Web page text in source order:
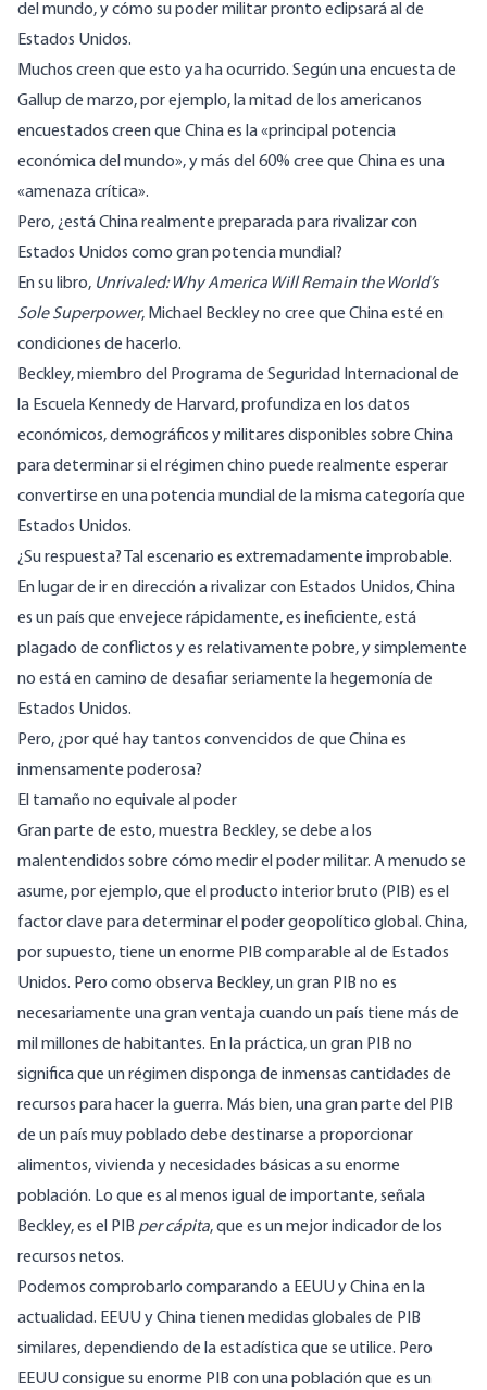
del mundo, y cómo su poder militar pronto eclipsará al de
Estados Unidos.
Muchos creen que esto ya ha ocurrido. Según unaencuesta de
Gallup de marzo, por ejemplo, la mitad de los americanos
encuestados creen que China es la «principal potencia
económica del mundo», y más del 60% cree que China es una
«amenaza crítica».
Pero, ¿está China realmente preparada para rivalizar con
Estados Unidos como gran potencia mundial?
En su libro, Unrivaled: Why America Will Remain the World’s
Sole Superpower, Michael Beckley no cree que China esté en
condiciones de hacerlo.
Beckley, miembro del Programa de Seguridad Internacional de
la Escuela Kennedy de Harvard, profundiza en los datos
económicos, demográficos y militares disponibles sobre China
para determinar si el régimen chino puede realmente esperar
convertirse en una potencia mundial de la misma categoría que
Estados Unidos.
¿Su respuesta? Tal escenario es extremadamente improbable.
En lugar de ir en dirección a rivalizar con Estados Unidos, China
es un país que envejece rápidamente, es ineficiente, está
plagado de conflictos y es relativamente pobre, y simplemente
no está en camino de desafiar seriamente la hegemonía de
Estados Unidos.
Pero, ¿por qué hay tantos convencidos de que China es
inmensamente poderosa?
El tamaño no equivale al poder
Gran parte de esto, muestra Beckley, se debe a los
malentendidos sobre cómo medir el poder militar. A menudo se
asume, por ejemplo, que el producto interior bruto (PIB) es el
factor clave para determinar el poder geopolítico global. China,
por supuesto, tiene un enorme PIB comparable al de Estados
Unidos. Pero como observa Beckley, un gran PIB no es
necesariamente una gran ventaja cuando un país tiene más de
mil millones de habitantes. En la práctica, un gran PIB no
significa que un régimen disponga de inmensas cantidades de
recursos para hacer la guerra. Más bien, una gran parte del PIB
de un país muy poblado debe destinarse a proporcionar
alimentos, vivienda y necesidades básicas a su enorme
población. Lo que es al menos igual de importante, señala
Beckley, es el PIB per cápita, que es un mejor indicador de los
recursos netos.
Podemos comprobarlo comparando a EEUU y China en la
actualidad. EEUU y China tienen medidas globales de PIB
similares, dependiendo de la estadística que se utilice. Pero
EEUU consigue su enorme PIB con una población que es un